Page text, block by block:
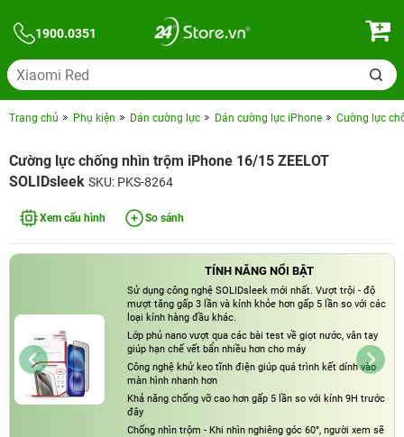
1900.0351
Trang chủ Phụ kiện Dán cường lực Dán cường lực iPhone Cường lực
Cường lực chống nhìn trộm iPhone 16/15 ZEELOT
SOLIDsleek SKU: PKS-8264
Xem cấu hình So sánh
TÍNH NĂNG NỔI BẬT
Sử dụng công nghệ SOLIDsleek mới nhất. Vượt trội - độ
mượt tăng gấp 3 lần và kính khỏe hơn gấp 5 lần so với các
loại kính hàng đầu khác.
Lớp phủ nano vượt qua các bài test về giọt nước, vân tay
giúp hạn chế vết bẩn nhiều hơn cho máy
Công nghệ khử keo tĩnh điện giúp quá trình kết dính vào
màn hình nhanh hơn
Khả năng chống vỡ cao hơn gấp 5 lần so với kính 9H trước
đây
Chống nhìn trộm - Khi nhìn nghiêng góc 60°, người xem sẽ